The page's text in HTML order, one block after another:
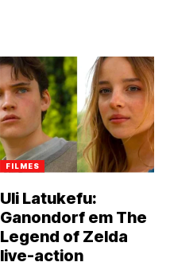
FILMES
Uli Latukefu:
Ganondorf em The
Legend of Zelda
live-action